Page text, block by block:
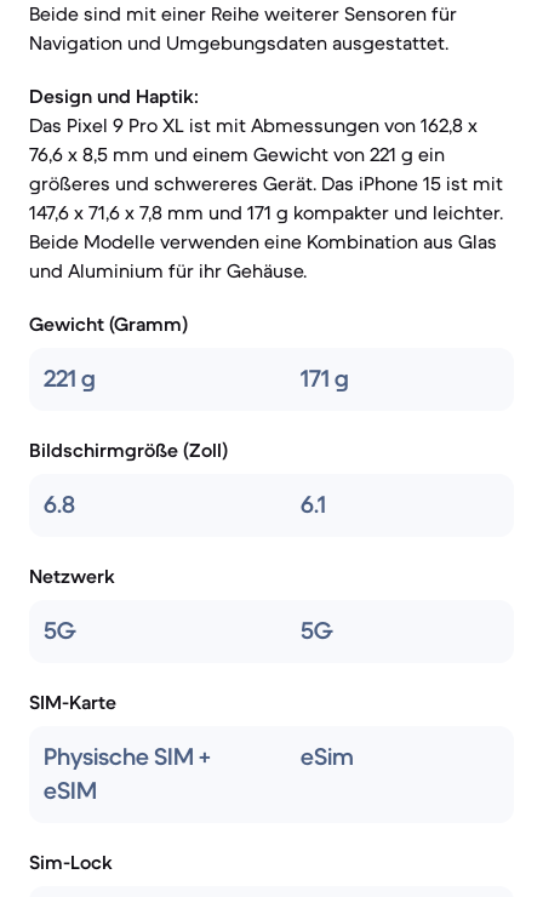
Beide sind mit einer Reihe weiterer Sensoren für
Navigation und Umgebungsdaten ausgestattet.
Design und Haptik:
Das Pixel 9 Pro XL ist mit Abmessungen von 162,8 x
76,6 x 8,5 mm und einem Gewicht von 221 g ein
größeres und schwereres Gerät. Das iPhone 15 ist mit
147,6 x 71,6 x 7,8 mm und 171 g kompakter und leichter.
Beide Modelle verwenden eine Kombination aus Glas
und Aluminium für ihr Gehäuse.
Gewicht (Gramm)
221 g 171 g
Bildschirmgröße (Zoll)
6.8 6.1
Netzwerk
5G 5G
SIM-Karte
Physische SIM +
eSIM
eSim
Sim-Lock